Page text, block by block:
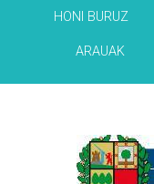
HONI BURUZ
ARAUAK